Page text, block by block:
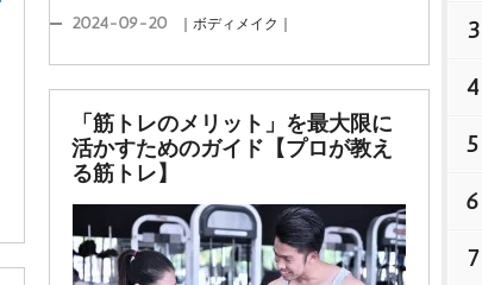
2024-09-20 ｜ボディメイク｜
「筋トレのメリット」を最大限に
活かすためのガイド【プロが教え
る筋トレ】
3
4
5
6
7